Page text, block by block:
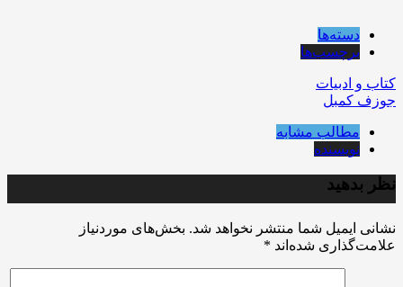
دسته‌ها
برچسب‌ها
کتاب و ادبیات
جوزف کمبل
مطالب مشابه
نویسنده
نظر بدهید
نشانی ایمیل شما منتشر نخواهد شد. بخش‌های موردنیاز
علامت‌گذاری شده‌اند *